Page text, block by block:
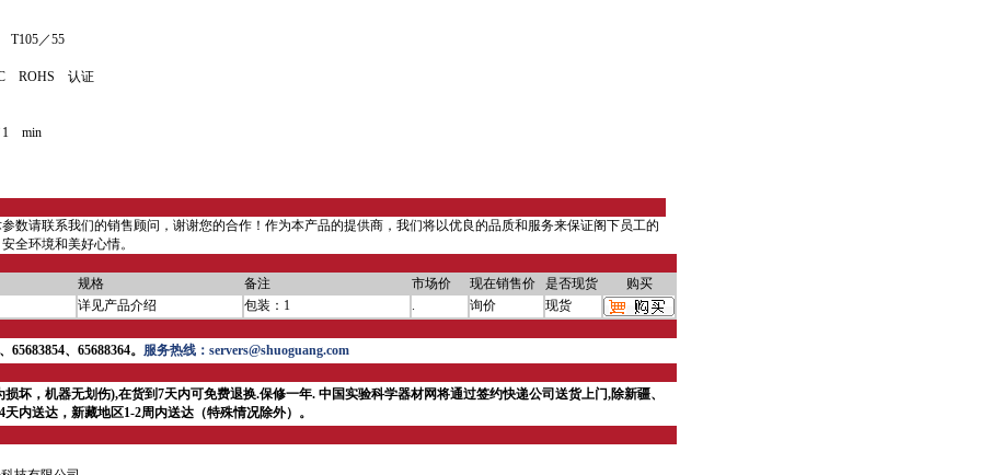
／55
认证
1 min
数请联系我们的销售顾问，谢谢您的合作！作为本产品的提供商，我们将以优良的品质和服务来保证阁下员工的
全环境和美好心情。
规格 备注 市场价 现在销售价 是否现货
购买
详见产品介绍 包装：1 . 询价
现货
65683854、65688364。 服务热线：servers@shuoguang.com
坏，机器无划伤),在货到7天内可免费退换.保修一年. 中国实验科学器材网将通过签约快递公司送货上门,除新疆、
内送达，新藏地区1-2周内送达（特殊情况除外）。